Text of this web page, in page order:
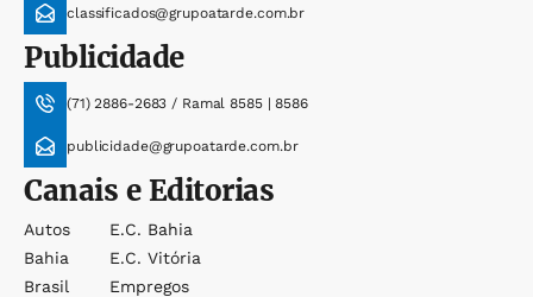
classificados@grupoatarde.com.br
Publicidade
(71) 2886-2683 / Ramal 8585 | 8586
publicidade@grupoatarde.com.br
Canais e Editorias
Autos
Bahia
Brasil
E.c. Bahia
E.c. Vitória
Empregos